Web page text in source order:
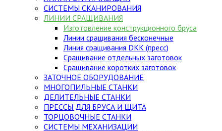
СИСТЕМЫ СКАНИРОВАНИЯ
ЛИНИИ СРАЩИВАНИЯ
Изготовление конструкционного бруса
Линии сращивания бесконечные
Линия сращивания DKK (пресс)
Сращивание отдельных заготовок
Сращивание коротких заготовок
ЗАТОЧНОЕ ОБОРУДОВАНИЕ
МНОГОПИЛЬНЫЕ СТАНКИ
ДЕЛИТЕЛЬНЫЕ СТАНКИ
ПРЕССЫ ДЛЯ БРУСА И ЩИТА
ТОРЦОВОЧНЫЕ СТАНКИ
СИСТЕМЫ МЕХАНИЗАЦИИ